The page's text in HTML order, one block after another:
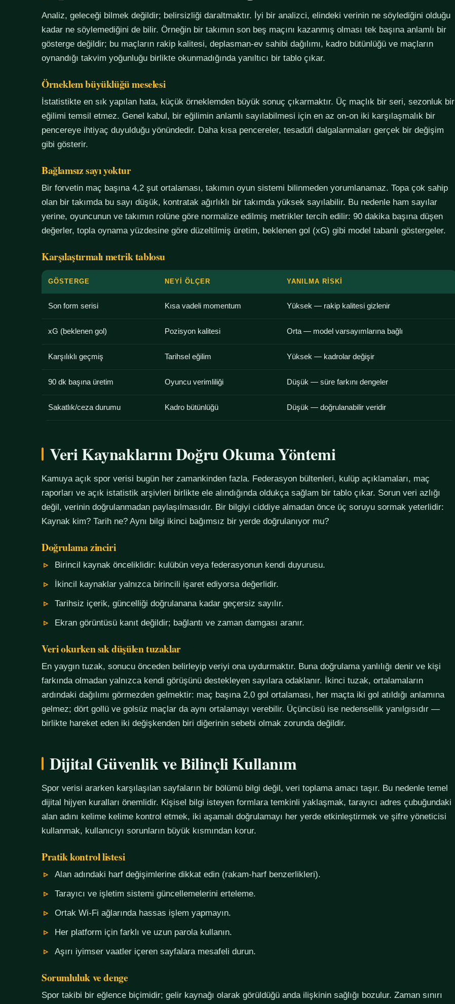
Analiz, geleceği bilmek değildir; belirsizliği daraltmaktır. İyi bir analizci, elindeki verinin ne söylediğini olduğu
kadar ne söylemediğini de bilir. Örneğin bir takımın son beş maçını kazanmış olması tek başına anlamlı bir
gösterge değildir; bu maçların rakip kalitesi, deplasman-ev sahibi dağılımı, kadro bütünlüğü ve maçların
oynandığı takvim yoğunluğu birlikte okunmadığında yanıltıcı bir tablo çıkar.
Örneklem büyüklüğü meselesi
İstatistikte en sık yapılan hata, küçük örneklemden büyük sonuç çıkarmaktır. Üç maçlık bir seri, sezonluk bir
eğilimi temsil etmez. Genel kabul, bir eğilimin anlamlı sayılabilmesi için en az on-on iki karşılaşmalık bir
pencereye ihtiyaç duyulduğu yönündedir. Daha kısa pencereler, tesadüfi dalgalanmaları gerçek bir değişim
gibi gösterir.
Bağlamsız sayı yoktur
Bir forvetin maç başına 4,2 şut ortalaması, takımın oyun sistemi bilinmeden yorumlanamaz. Topa çok sahip
olan bir takımda bu sayı düşük, kontratak ağırlıklı bir takımda yüksek sayılabilir. Bu nedenle ham sayılar
yerine, oyuncunun ve takımın rolüne göre normalize edilmiş metrikler tercih edilir: 90 dakika başına düşen
değerler, topla oynama yüzdesine göre düzeltilmiş üretim, beklenen gol (xG) gibi model tabanlı göstergeler.
Karşılaştırmalı metrik tablosu
GÖSTERGE NEYI ÖLÇER YANILMA RISKI
Son form serisi Kısa vadeli momentum Yüksek — rakip kalitesi gizlenir
xG (beklenen gol) Pozisyon kalitesi Orta — model varsayımlarına bağlı
Karşılıklı geçmiş Tarihsel eğilim Yüksek — kadrolar değişir
90 dk başına üretim Oyuncu verimliliği Düşük — süre farkını dengeler
Sakatlık/ceza durumu Kadro bütünlüğü Düşük — doğrulanabilir veridir
Veri Kaynaklarını Doğru Okuma Yöntemi
Kamuya açık spor verisi bugün her zamankinden fazla. Federasyon bültenleri, kulüp açıklamaları, maç
raporları ve açık istatistik arşivleri birlikte ele alındığında oldukça sağlam bir tablo çıkar. Sorun veri azlığı
değil, verinin doğrulanmadan paylaşılmasıdır. Bir bilgiyi ciddiye almadan önce üç soruyu sormak yeterlidir:
Kaynak kim? Tarih ne? Aynı bilgi ikinci bağımsız bir yerde doğrulanıyor mu?
Doğrulama zinciri
Birincil kaynak önceliklidir: kulübün veya federasyonun kendi duyurusu.
İkincil kaynaklar yalnızca birincili işaret ediyorsa değerlidir.
Tarihsiz içerik, güncelliği doğrulanana kadar geçersiz sayılır.
Ekran görüntüsü kanıt değildir; bağlantı ve zaman damgası aranır.
Veri okurken sık düşülen tuzaklar
En yaygın tuzak, sonucu önceden belirleyip veriyi ona uydurmaktır. Buna doğrulama yanlılığı denir ve kişi
farkında olmadan yalnızca kendi görüşünü destekleyen sayılara odaklanır. İkinci tuzak, ortalamaların
ardındaki dağılımı görmezden gelmektir: maç başına 2,0 gol ortalaması, her maçta iki gol atıldığı anlamına
gelmez; dört gollü ve golsüz maçlar da aynı ortalamayı verebilir. Üçüncüsü ise nedensellik yanılgısıdır —
birlikte hareket eden iki değişkenden biri diğerinin sebebi olmak zorunda değildir.
Dijital Güvenlik ve Bilinçli Kullanım
Spor verisi ararken karşılaşılan sayfaların bir bölümü bilgi değil, veri toplama amacı taşır. Bu nedenle temel
dijital hijyen kuralları önemlidir. Kişisel bilgi isteyen formlara temkinli yaklaşmak, tarayıcı adres çubuğundaki
alan adını kelime kelime kontrol etmek, iki aşamalı doğrulamayı her yerde etkinleştirmek ve şifre yöneticisi
kullanmak, kullanıcıyı sorunların büyük kısmından korur.
Pratik kontrol listesi
Alan adındaki harf değişimlerine dikkat edin (rakam-harf benzerlikleri).
Tarayıcı ve işletim sistemi güncellemelerini erteleme.
Ortak Wi-Fi ağlarında hassas işlem yapmayın.
Her platform için farklı ve uzun parola kullanın.
Aşırı iyimser vaatler içeren sayfalara mesafeli durun.
Sorumluluk ve denge
Spor takibi bir eğlence biçimidir; gelir kaynağı olarak görüldüğü anda ilişkinin sağlığı bozulur. Zaman sınırı